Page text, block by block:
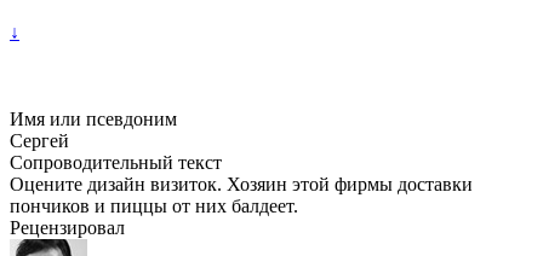
↓
Имя или псевдоним
Сергей
Сопроводительный текст
Оцените дизайн визиток. Хозяин этой фирмы доставки
пончиков и пиццы от них балдеет.
Рецензировал